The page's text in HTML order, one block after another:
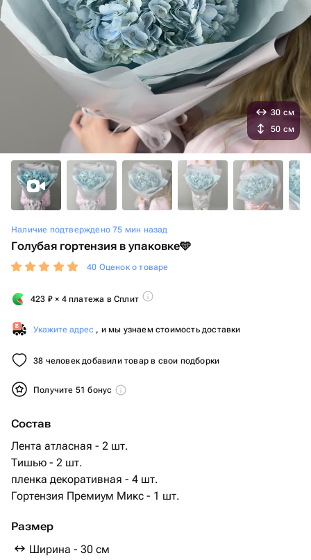
Наличие подтверждено 75 мин назад
Голубая гортензия в упаковке🩵
40 Оценок о товаре
423 ₽ × 4 платежа в Сплит
Укажите адрес , и мы узнаем стоимость доставки
38 человек добавили товар в свои подборки
Получите 51 бонус
Состав
Лента атласная - 2 шт.
Тишью - 2 шт.
пленка декоративная - 4 шт.
Гортензия Премиум Микс - 1 шт.
Размер
Ширина - 30 см
30 см
50 см